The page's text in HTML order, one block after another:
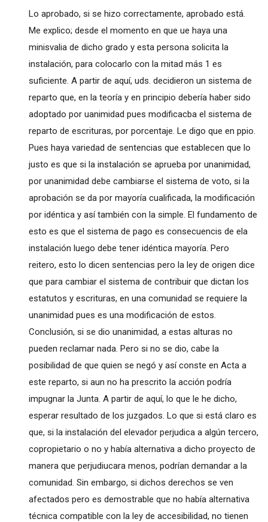
Lo aprobado, si se hizo correctamente, aprobado está.
Me explico; desde el momento en que ue haya una
minisvalia de dicho grado y esta persona solicita la
instalación, para colocarlo con la mitad más 1 es
suficiente. A partir de aquí, uds. decidieron un sistema de
reparto que, en la teoría y en principio debería haber sido
adoptado por uanimidad pues modificacba el sistema de
reparto de escrituras, por porcentaje. Le digo que en ppio.
Pues haya variedad de sentencias que establecen que lo
justo es que si la instalación se aprueba por unanimidad,
por unanimidad debe cambiarse el sistema de voto, si la
aprobación se da por mayoría cualificada, la modificación
por idéntica y así también con la simple. El fundamento de
esto es que el sistema de pago es consecuencis de ela
instalación luego debe tener idéntica mayoría. Pero
reitero, esto lo dicen sentencias pero la ley de origen dice
que para cambiar el sistema de contribuir que dictan los
estatutos y escrituras, en una comunidad se requiere la
unanimidad pues es una modificación de estos.
Conclusión, si se dio unanimidad, a estas alturas no
pueden reclamar nada. Pero si no se dio, cabe la
posibilidad de que quien se negó y así conste en Acta a
este reparto, si aun no ha prescrito la acción podría
impugnar la Junta. A partir de aquí, lo que le he dicho,
esperar resultado de los juzgados. Lo que si está claro es
que, si la instalación del elevador perjudica a algún tercero,
copropietario o no y había alternativa a dicho proyecto de
manera que perjudiucara menos, podrían demandar a la
comunidad. Sin embargo, si dichos derechos se ven
afectados pero es demostrable que no había alternativa
técnica compatible con la ley de accesibilidad, no tienen